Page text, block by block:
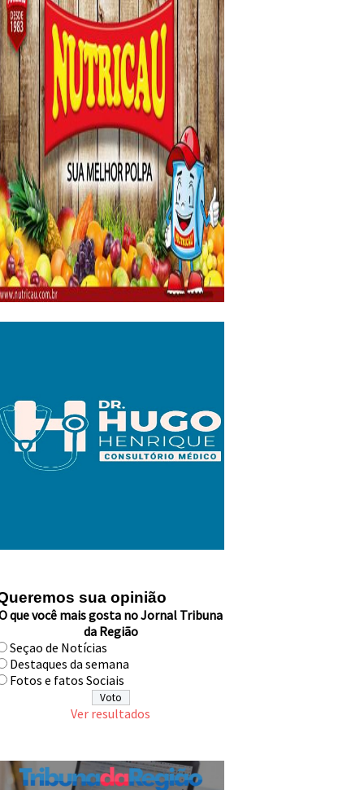
sua opinião
que você mais gosta no Jornal Tribuna
da Região
Seçao de Notícias
Destaques da semana
Fotos e fatos Sociais
Ver resultados